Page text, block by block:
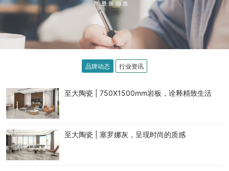
品牌动态 行业资讯
至大陶瓷 | 750X1500mm岩板，诠释精致生活
至大陶瓷 | 塞罗娜灰，呈现时尚的质感